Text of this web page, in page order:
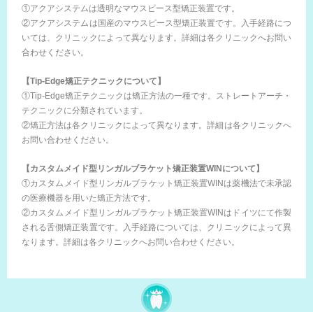
①アクアシステムは透明なマウスピース型矯正装置です。
②アクアシステムは国産のマウスピース型矯正装置です。入手経路につ
いては、クリニックによって異なります。詳細は各クリニックへお問い
合わせください。
【Tip-Edge矯正テクニックについて】
①Tip-Edge矯正テクニックは矯正方法の一種です。ストレートアーチ・
テクニックに分類されています。
②矯正方法は各クリニックによって異なります。詳細は各クリニックへ
お問い合わせください。
【カスタムメイド型リンガルブラケット矯正装置WINについて】
①カスタムメイド型リンガルブラケット矯正装置WINは薬機法で未承認
の医療機器を用いた矯正方法です。
②カスタムメイド型リンガルブラケット矯正装置WINはドイツにて作製
される舌側矯正装置です。入手経路については、クリニックによって異
なります。詳細は各クリニックへお問い合わせください。